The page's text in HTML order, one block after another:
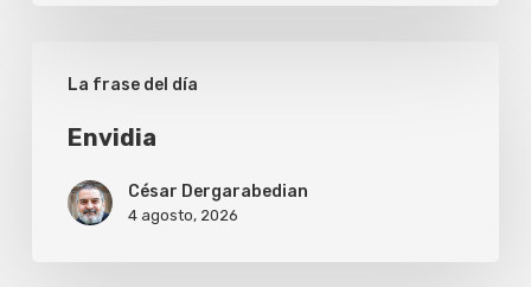
La frase del día
Envidia
César Dergarabedian
4 agosto, 2026